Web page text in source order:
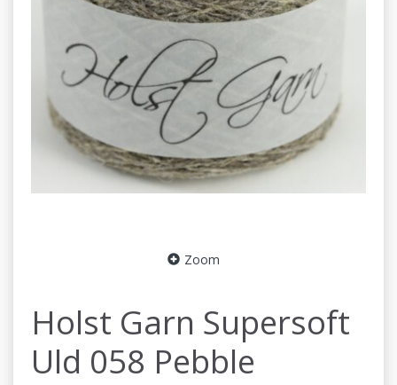
Zoom
Holst Garn Supersoft
Uld 058 Pebble